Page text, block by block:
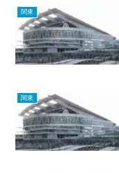
関東
関東